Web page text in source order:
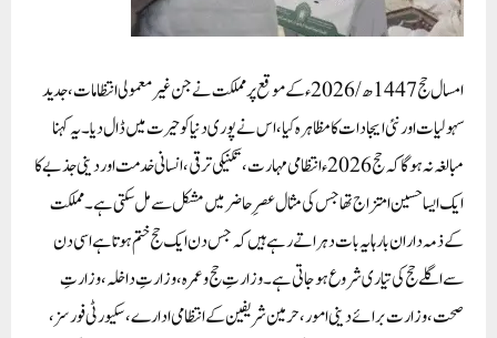
امسال حج 1447ھ / 2026ء کے موقع پر مملکت نے جن غیر معمولی انتظامات، جدید
سہولیات اور نئی ایجادات کا مظاہرہ کیا، اس نے پوری دنیا کو حیرت میں ڈال دیا۔ یہ کہنا
مبالغہ نہ ہوگا کہ حج 2026ء انتظامی مہارت، تکنیکی ترقی، انسانی خدمت اور دینی جذبے کا
ایک ایسا حسین امتزاج تھا جس کی مثال عصرِ حاضر میں مشکل سے مل سکتی ہے۔ مملکت
کے ذمہ داران بارہا یہ بات دہراتے رہے ہیں کہ جس دن ایک حج ختم ہوتا ہے اسی دن
سے اگلے حج کی تیاری شروع ہوجاتی ہے۔ وزارتِ حج و عمرہ، وزارتِ داخلہ، وزارتِ
صحت،وزارت برائے دینی امور، حرمین شریفین کے انتظامی ادارے، سکیورٹی فورسز،